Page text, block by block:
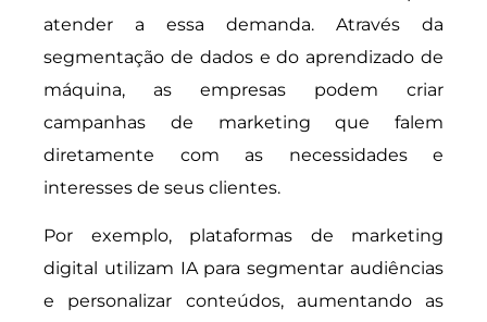
atender a essa demanda. Através da
segmentação de dados e do aprendizado de
máquina, as empresas podem criar
campanhas de marketing que falem
diretamente com as necessidades e
interesses de seus clientes.
Por exemplo, plataformas de marketing
digital utilizam IA para segmentar audiências
e personalizar conteúdos, aumentando as